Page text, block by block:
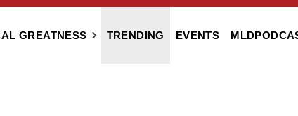
GREATNESS TRENDING EVENTS